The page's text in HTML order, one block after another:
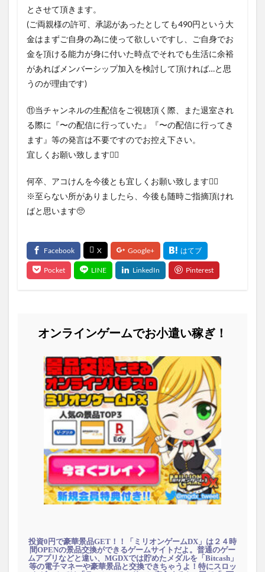
とさせて頂きます。
(ご両親様の許可、承認があったとしても490円という大
金はまずご自身の為に使って欲しいですし、ご自身でお
金を頂ける能力が身に付いた時点でそれでも生活に余裕
があればメンバーシップ加入を検討して頂ければ…と思
うのが理由です)
⑪当チャンネルの生配信をご視聴頂く際、また退室され
る際に『〜の配信に行っていた』『〜の配信に行ってき
ます』等の発言は不要ですのでお控え下さい。
宜しくお願い致します🙇‍♂
何卒、アコけんを今後とも宜しくお願い致します🙇‍♂
※至らない所がありましたら、今後も随時ご指摘頂けれ
ばと思います🥺
オンラインゲームでお小遣い稼ぎ！
投資0円で豪華景品GET！！「ミリオンゲームDX」は２４時
間OPENの景品交換ができるゲームサイトだよ。普通のゲー
ムアプリなどと違い、MGDXでは貯めたメダルを「Bitcash」
等の電子マネーや豪華景品と交換できちゃうよ！特にスロッ